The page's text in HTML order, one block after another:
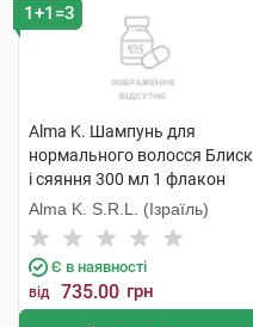
1+1=3
Alma K. Шампунь для
нормального волосся Блиск
і сяяння 300 мл 1 флакон
Alma K. S.R.L. (Ізраїль)
Є в наявності
від 735.00 грн